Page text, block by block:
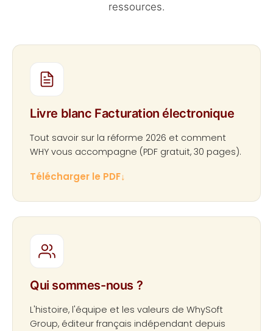
ressources.
Livre blanc Facturation électronique
Tout savoir sur la réforme 2026 et comment
WHY vous accompagne (PDF gratuit, 30 pages).
Télécharger le PDF↓
Qui sommes-nous ?
L'histoire, l'équipe et les valeurs de WhySoft
Group, éditeur français indépendant depuis